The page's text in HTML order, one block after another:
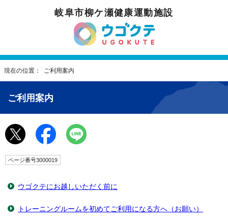
岐阜市柳ケ瀬健康運動施設
現在の位置： ご利用案内
ご利用案内
ページ番号3000019
ウゴクテにお越しいただく前に
トレーニングルームを初めてご利用になる方へ（お願い）